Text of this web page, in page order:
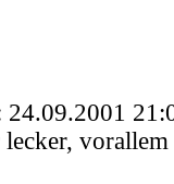
24.09.2001